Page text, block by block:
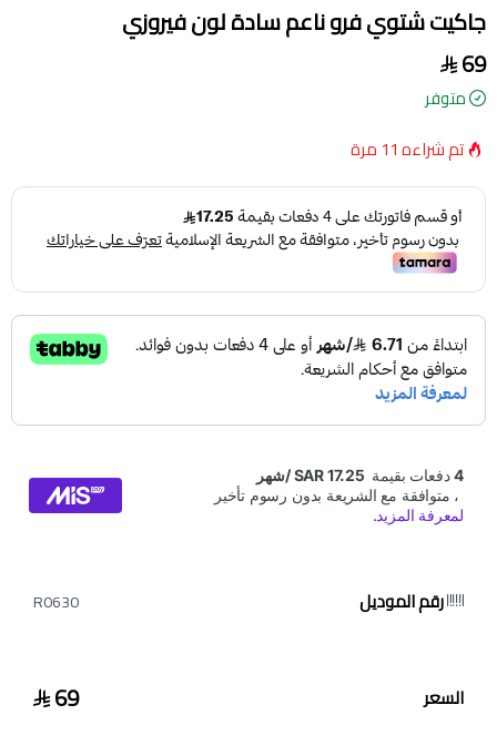
جاكيت شتوي فرو ناعم سادة لون فيروزي
69
متوفر
تم شراءه11 مرة
رقم الموديل R0630
السعر 69